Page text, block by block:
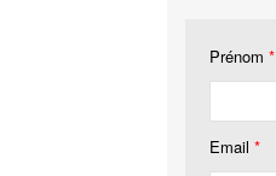
Prénom *
Email *